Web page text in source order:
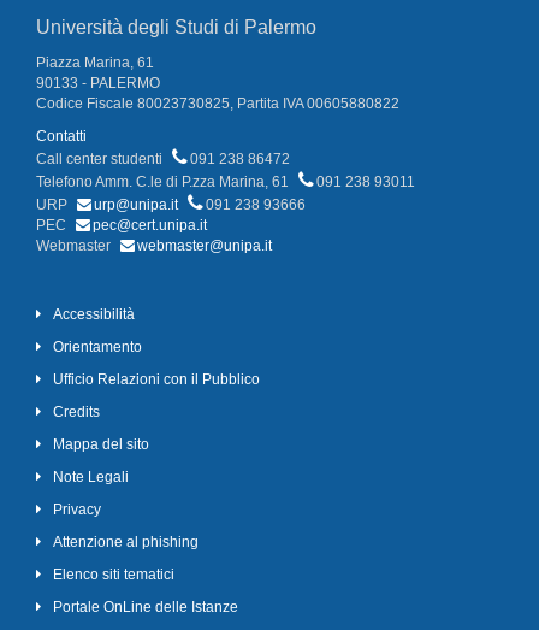
Università degli Studi di Palermo
Piazza Marina, 61
90133 - PALERMO
Codice Fiscale 80023730825, Partita IVA 00605880822
Contatti
Call center studenti
091 238 86472
Telefono Amm. C.le di P.zza Marina, 61
091 238 93011
URP
urp@unipa.it
091 238 93666
PEC
pec@cert.unipa.it
Webmaster
webmaster@unipa.it
Accessibilità
Orientamento
Ufficio Relazioni con il Pubblico
Credits
Mappa del sito
Note Legali
Privacy
Attenzione al phishing
Elenco siti tematici
Portale OnLine delle Istanze